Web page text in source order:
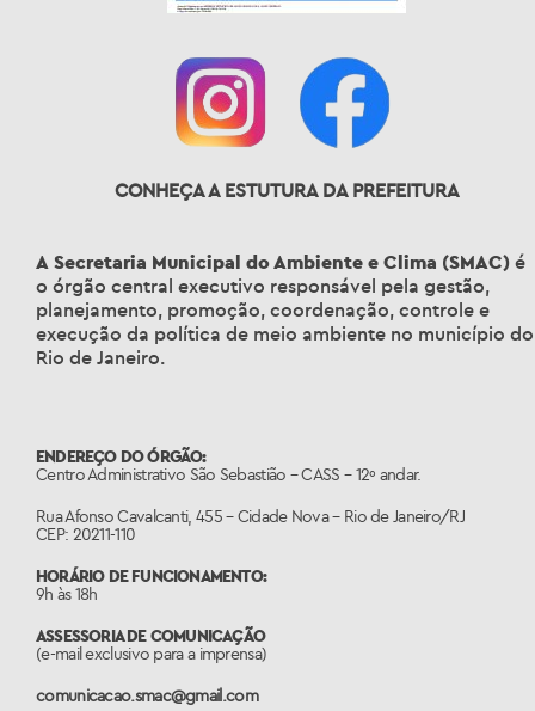
CONHEÇA A ESTUTURA DA PREFEITURA
A Secretaria Municipal do Ambiente e Clima (SMAC) é
o órgão central executivo responsável pela gestão,
planejamento, promoção, coordenação, controle e
execução da política de meio ambiente no município do
Rio de Janeiro.
ENDEREÇO DO ÓRGÃO:
Centro Administrativo São Sebastião – CASS – 12º andar.
Rua Afonso Cavalcanti, 455 – Cidade Nova – Rio de Janeiro/RJ
CEP: 20211-110
HORÁRIO DE FUNCIONAMENTO:
9h às 18h
ASSESSORIA DE COMUNICAÇÃO
(e-mail exclusivo para a imprensa)
comunicacao.smac@gmail.com